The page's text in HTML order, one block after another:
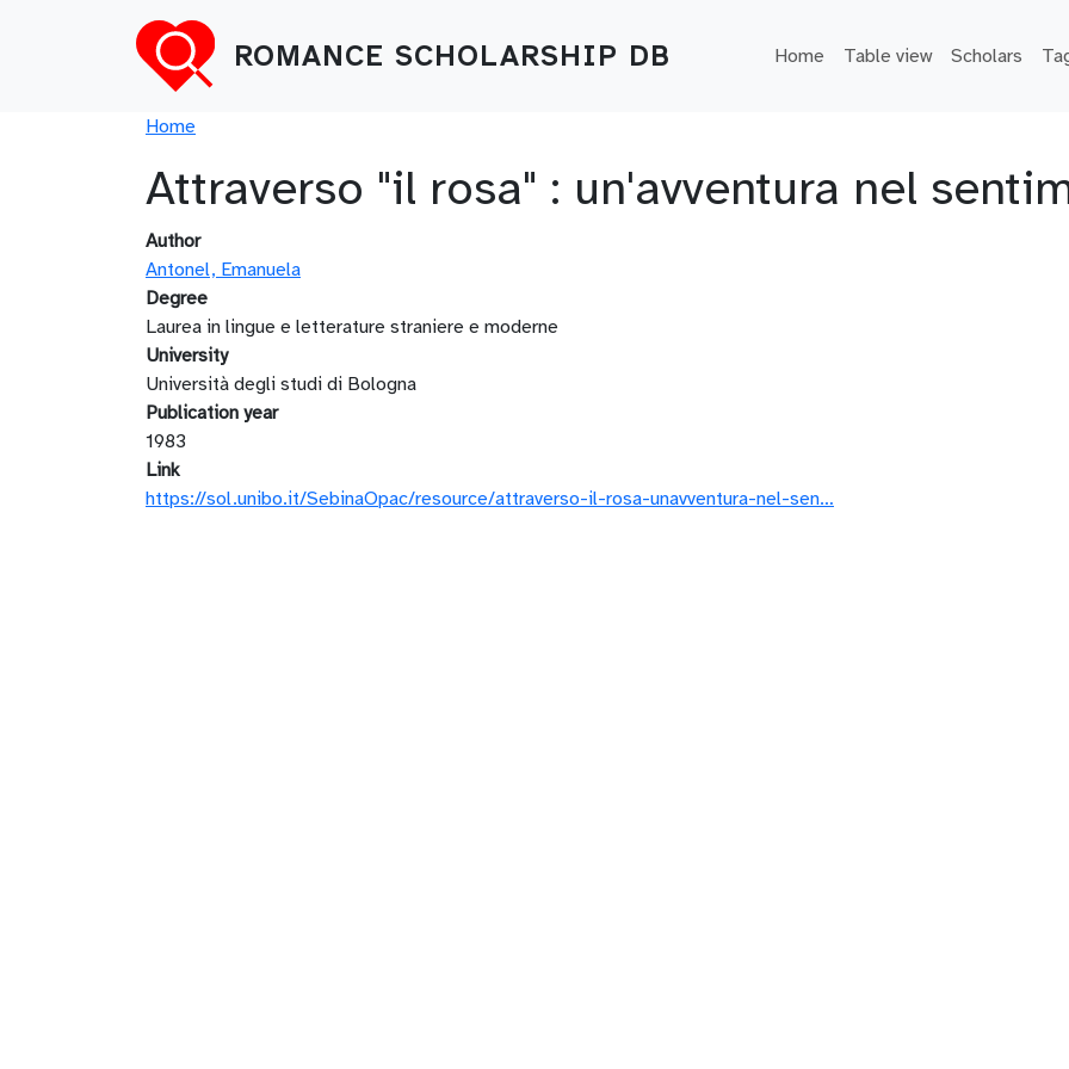
ROMANCE SCHOLARSHIP DB Main navigation
Home Table view Scholars
Breadcrumb
Home
Attraverso "il rosa" : un'avventura nel
Author
Antonel, Emanuela
Degree
Laurea in lingue e letterature straniere e moderne
University
Università degli studi di Bologna
Publication year
1983
Link
https://sol.unibo.it/SebinaOpac/resource/attraverso-il-rosa-unavventura-nel-sen…